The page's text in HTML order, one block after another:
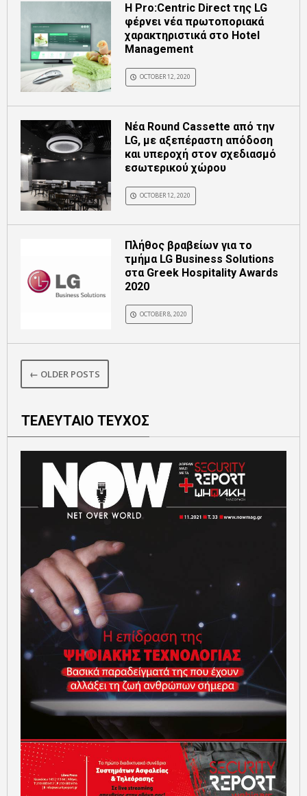
Η Pro:Centric Direct της LG
φέρνει νέα πρωτοποριακά
χαρακτηριστικά στο Hotel
Management
OCTOBER 12, 2020
Νέα Round Cassette από την
LG, με αξεπέραστη απόδοση
και υπεροχή στον σχεδιασμό
εσωτερικού χώρου
OCTOBER 12, 2020
Πλήθος βραβείων για το
τμήμα LG Business Solutions
στα Greek Hospitality Awards
2020
OCTOBER 8, 2020
← OLDER POSTS
ΤΕΛΕΥΤΑΙΟ ΤΕΥΧΟΣ